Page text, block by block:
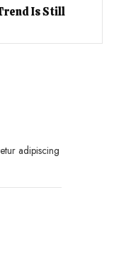
Is Still
adipiscing